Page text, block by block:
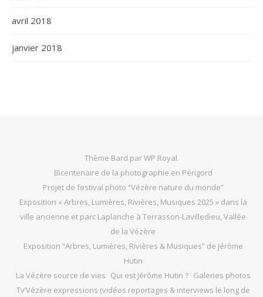
avril 2018
janvier 2018
Thème Bard parWP Royal.
Bicentenaire de la photographie en Périgord
Projet de festival photo “Vézère nature du monde”
Exposition « Arbres, Lumières, Rivières, Musiques 2025 » dans la
ville ancienne et parc Laplanche à Terrasson-Lavilledieu, Vallée
de la Vézère
Exposition “Arbres, Lumières, Rivières & Musiques” de Jérôme
Hutin
La Vézère source de vies Qui est Jérôme Hutin ? Galeries photos
Tv’Vézère expressions (vidéos reportages & interviews le long de